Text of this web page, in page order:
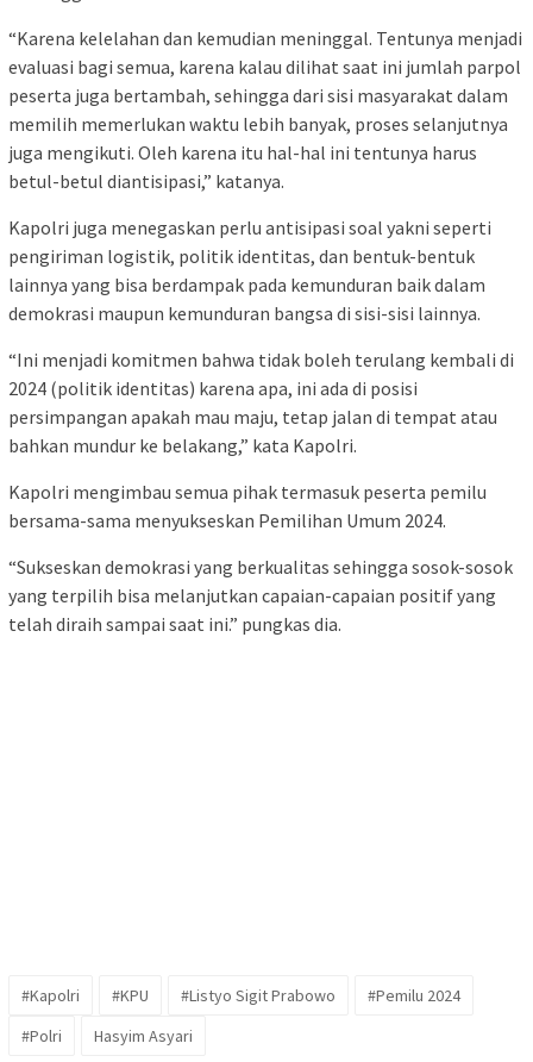
“Karena kelelahan dan kemudian meninggal. Tentunya menjadi
evaluasi bagi semua, karena kalau dilihat saat ini jumlah parpol
peserta juga bertambah, sehingga dari sisi masyarakat dalam
memilih memerlukan waktu lebih banyak, proses selanjutnya
juga mengikuti. Oleh karena itu hal-hal ini tentunya harus
betul-betul diantisipasi,” katanya.
Kapolri juga menegaskan perlu antisipasi soal yakni seperti
pengiriman logistik, politik identitas, dan bentuk-bentuk
lainnya yang bisa berdampak pada kemunduran baik dalam
demokrasi maupun kemunduran bangsa di sisi-sisi lainnya.
“Ini menjadi komitmen bahwa tidak boleh terulang kembali di
2024 (politik identitas) karena apa, ini ada di posisi
persimpangan apakah mau maju, tetap jalan di tempat atau
bahkan mundur ke belakang,” kata Kapolri.
Kapolri mengimbau semua pihak termasuk peserta pemilu
bersama-sama menyukseskan Pemilihan Umum 2024.
“Sukseskan demokrasi yang berkualitas sehingga sosok-sosok
yang terpilih bisa melanjutkan capaian-capaian positif yang
telah diraih sampai saat ini.” pungkas dia.
#Kapolri #KPU #Listyo Sigit Prabowo
#Pemilu 2024
#Polri
Hasyim Asyari